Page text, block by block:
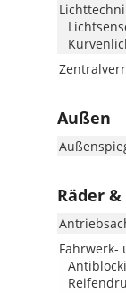
Außen
Räder
Fahrwerk-